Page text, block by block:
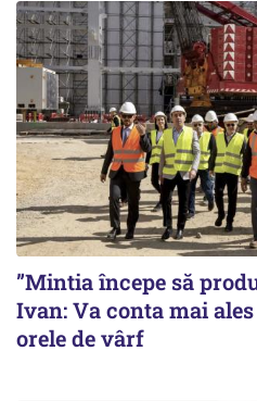
”Mintia începe să
Ivan: Va conta mai
orele de vârf